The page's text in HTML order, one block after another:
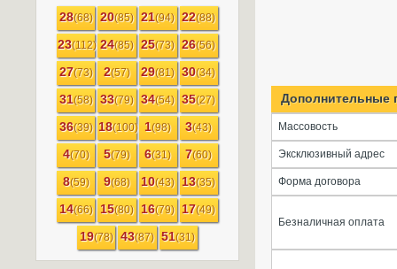
28(68) 20(85) 21(94) 22(88)
23(112) 24(85) 25(73) 26(56)
27(73) 2(57) 29(81) 30(34)
31(58) 33(79) 34(54) 35(27)
36(39) 18(100) 1(98) 3(43)
4(70) 5(79) 6(31) 7(60)
8(59) 9(68) 10(43) 13(35)
14(66) 15(80) 16(79) 17(49)
19(78) 43(87) 51(31)
Дополнительные
Массовость
Эксклюзивный адрес
Форма договора
Безналичная оплата